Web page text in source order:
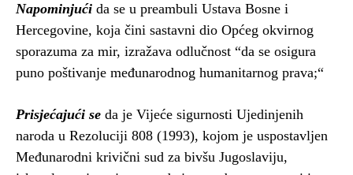
Napominjući da se u preambuli Ustava Bosne i
Hercegovine, koja čini sastavni dio Općeg okvirnog
sporazuma za mir, izražava odlučnost “da se osigura
puno poštivanje međunarodnog humanitarnog prava;“
Prisjećajući se da je Vijeće sigurnosti Ujedinjenih
naroda u Rezoluciji 808 (1993), kojom je uspostavljen
Međunarodni krivični sud za bivšu Jugoslaviju,